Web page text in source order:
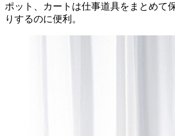
ポット、カートは仕事道具をまとめて
りするのに便利。